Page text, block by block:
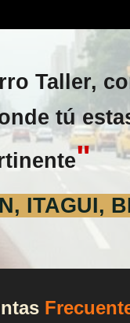
Taller,
tú
"
ITAGUI,